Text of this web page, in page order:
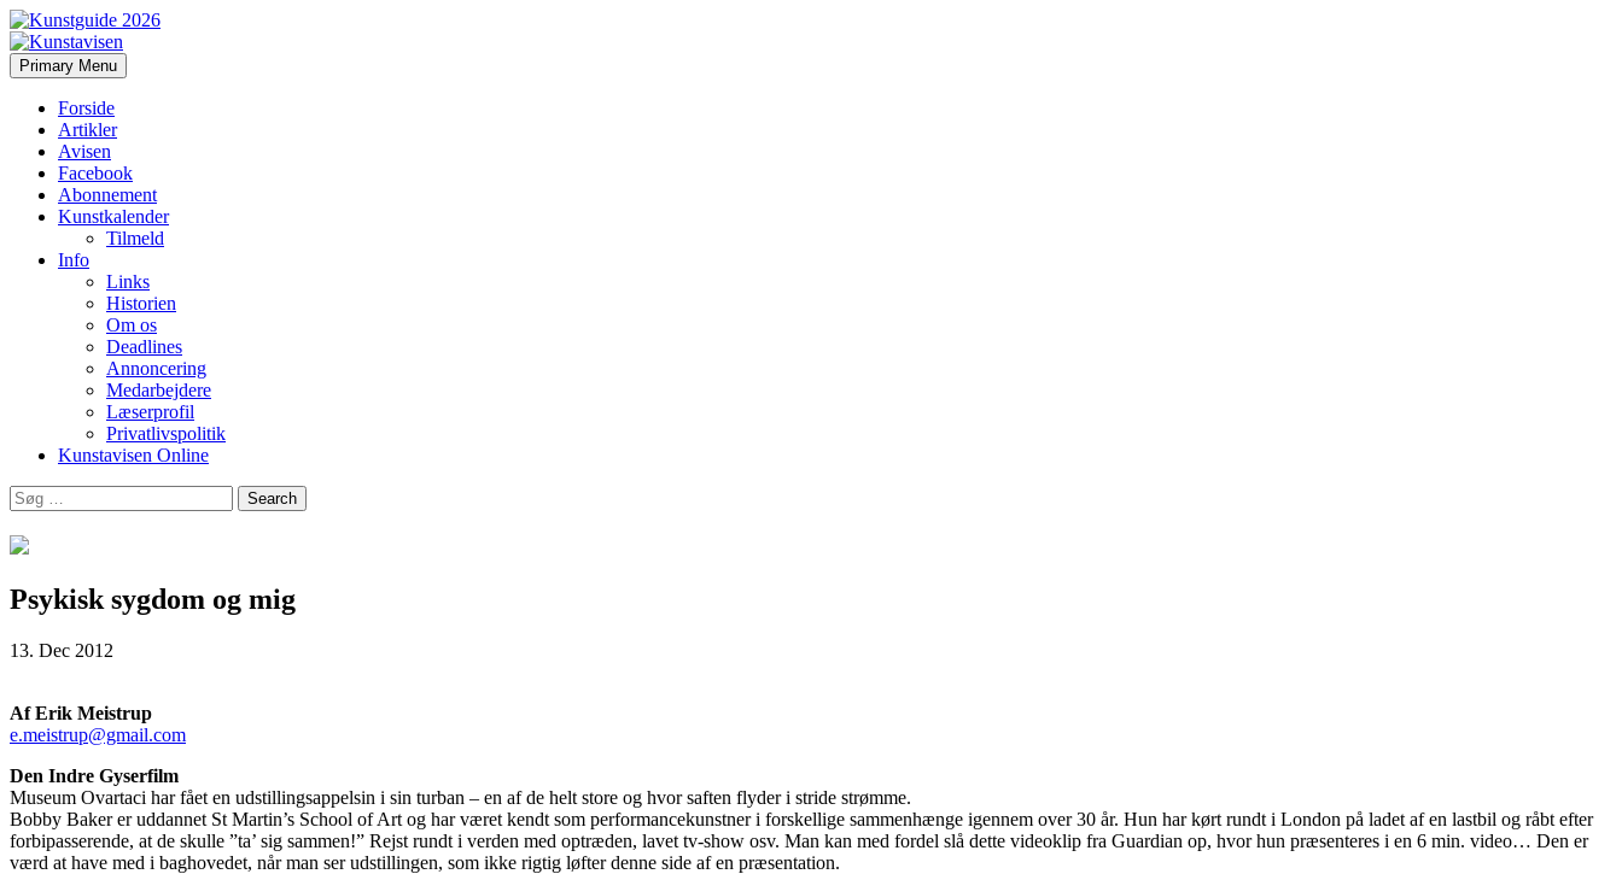
Kunstavisen
Search
Primary Menu Skip
to
Forside
Artikler
Avisen
Facebook
Abonnement
Kunstkalender
Tilmeld
Info
Links
Historien
Om os
Deadlines
Annoncering
Medarbejdere
Læserprofil
Privatlivspolitik
Kunstavisen Online
Search
for:
Psykisk sygdom og mig
13. Dec 2012
Af Erik Meistrup
e.meistrup@gmail.com
Den Indre Gyserfilm
Museum Ovartaci har fået en udstillingsappelsin i sin turban – en af de helt store og hvor saften flyder i stride strømme.
Bobby Baker er uddannet St Martin’s School of Art og har været kendt som performancekunstner i forskellige sammenhænge igennem over 30 år. Hun har kørt rundt i London på ladet af en lastbil og råbt efter
forbipasserende, at de skulle ”ta’ sig sammen!” Rejst rundt i verden med optræden, lavet tv-show osv. Man kan med fordel slå dette videoklip fra Guardian op, hvor hun præsenteres i en 6 min. video… Den er
værd at have med i baghovedet, når man ser udstillingen, som ikke rigtig løfter denne side af en præsentation.